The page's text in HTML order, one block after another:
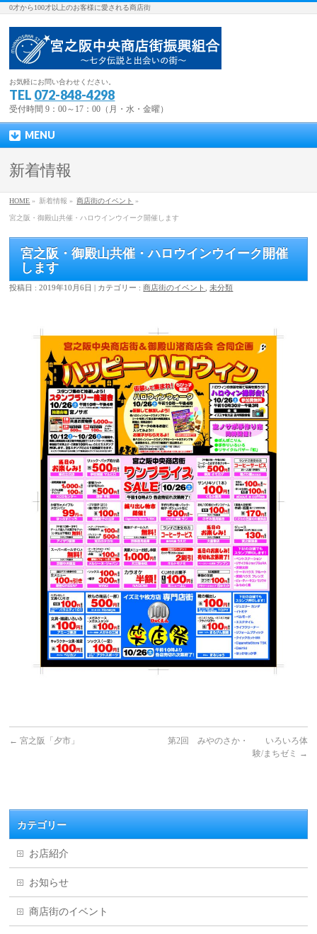
0才から100才以上のお客様に愛される商店街
お気軽にお問い合わせください。
TEL 072-848-4298
受付時間 9：00～17：00（月・水・金曜）
MENU
新着情報
HOME » 新着情報 » 商店街のイベント »
宮之阪・御殿山共催・ハロウインウイーク開催します
宮之阪・御殿山共催・ハロウインウイーク開催
します
投稿日 : 2019年10月6日 | カテゴリー :商店街のイベント ,未分類
← 宮之阪「夕市」
第2回 みやのさか・ いろいろ体
験/まちゼミ
→
カテゴリー
お店紹介
お知らせ
商店街のイベント